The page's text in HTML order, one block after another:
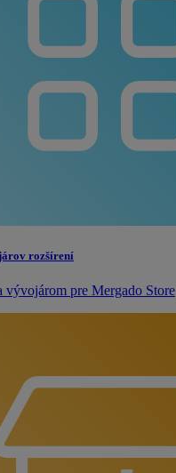
rozšírení
vývojárom pre Mergado Store